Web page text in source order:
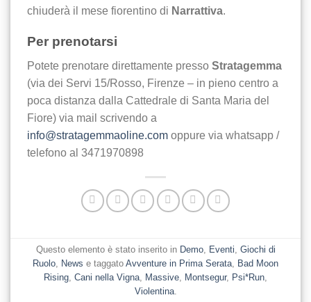
chiuderà il mese fiorentino di Narrattiva.
Per prenotarsi
Potete prenotare direttamente presso Stratagemma
(via dei Servi 15/Rosso, Firenze – in pieno centro a
poca distanza dalla Cattedrale di Santa Maria del
Fiore) via mail scrivendo a
info@stratagemmaoline.com oppure via whatsapp /
telefono al 3471970898
Questo elemento è stato inserito in Demo, Eventi, Giochi di
Ruolo, News e taggato Avventure in Prima Serata, Bad Moon
Rising, Cani nella Vigna, Massive, Montsegur, Psi*Run,
Violentina.